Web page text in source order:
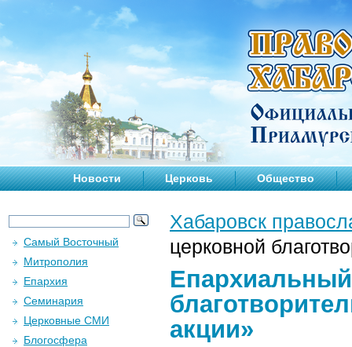
Новости Церковь Общество
Хабаровск
церковной
акции»
Самый Восточный
Митрополия
Епархия
Семинария
Церковные СМИ
Блогосфера